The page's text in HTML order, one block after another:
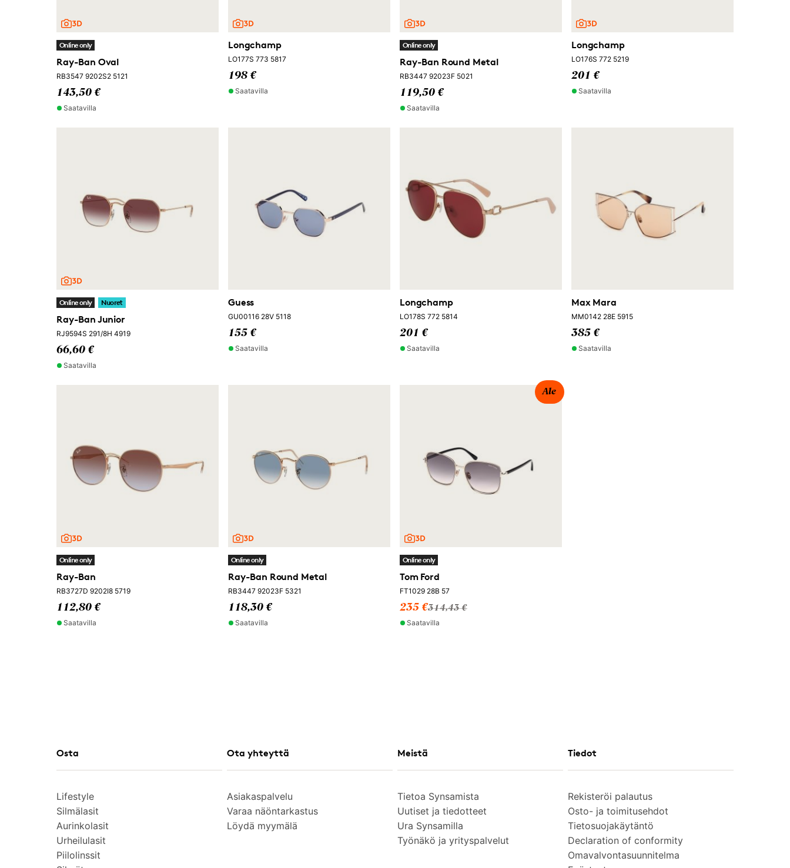
Online only
Ray-Ban Oval
RB3547 9202S2 5121
143,50 €
Saatavilla
Longchamp
LO177S 773 5817
198 €
Saatavilla
Online only
Ray-Ban Round Metal
RB3447 92023F 5021
119,50 €
Saatavilla
Longchamp
LO176S 772 5219
201 €
Saatavilla
Online only Nuoret
Ray-Ban Junior
RJ9594S 291/8H 4919
66,60 €
Saatavilla
Guess
GU00116 28V 5118
155 €
Saatavilla
Longchamp
LO178S 772 5814
201 €
Saatavilla
Max Mara
MM0142 28E 5915
385 €
Saatavilla
Online only
Ray-Ban
RB3727D 9202I8 5719
112,80 €
Saatavilla
Online only
Ray-Ban Round Metal
RB3447 92023F 5321
118,30 €
Saatavilla
Ale
Online only
Tom Ford
FT1029 28B 57
235 €314,43 €
Saatavilla
Osta
Lifestyle
Silmälasit
Aurinkolasit
Urheilulasit
Piilolinssit
Ota yhteyttä
Asiakaspalvelu
Varaa näöntarkastus
Löydä myymälä
Meistä
Tietoa Synsamista
Uutiset ja tiedotteet
Ura Synsamilla
Työnäkö ja yrityspalvelut
Tiedot
Rekisteröi palautus
Osto- ja toimitusehdot
Tietosuojakäytäntö
Declaration of conformity
Omavalvontasuunnitelma